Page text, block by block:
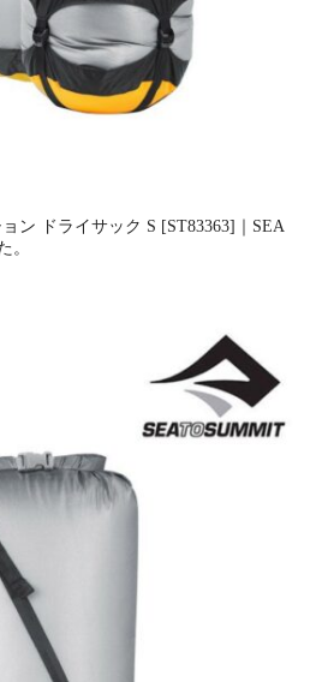
ン ドライサック S [ST83363]｜SEA
。